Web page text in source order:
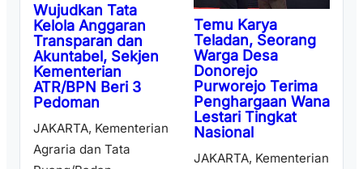
Wujudkan Tata
Kelola Anggaran
Transparan dan
Akuntabel, Sekjen
Kementerian
ATR/BPN Beri 3
Pedoman
JAKARTA, Kementerian
Agraria dan Tata
Temu Karya
Teladan, Seorang
Warga Desa
Donorejo
Purworejo Terima
Penghargaan Wana
Lestari Tingkat
Nasional
JAKARTA, Kementerian